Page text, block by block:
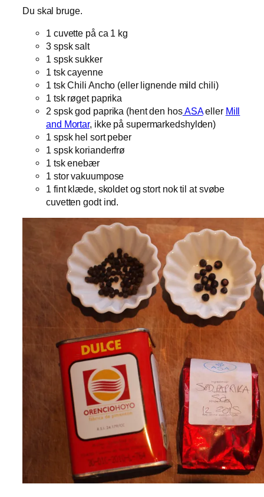
Du skal bruge.
1 cuvette på ca 1 kg
3 spsk salt
1 spsk sukker
1 tsk cayenne
1 tsk Chili Ancho (eller lignende mild chili)
1 tsk røget paprika
2 spsk god paprika (hent den hosASAeller Mill
and Mortar, ikke på supermarkedshylden)
1 spsk hel sort peber
1 spsk korianderfrø
1 tsk enebær
1 stor vakuumpose
1 fint klæde, skoldet og stort nok til at svøbe
cuvetten godt ind.